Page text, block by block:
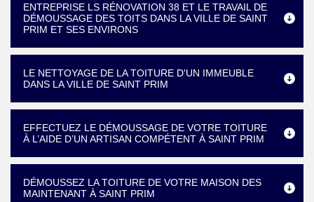
ENTREPRISE LS RÉNOVATION 38 ET LE TRAVAIL DE
DÉMOUSSAGE DES TOITS DANS LA VILLE DE SAINT
PRIM ET SES ENVIRONS
LE NETTOYAGE DE LA TOITURE D'UN IMMEUBLE
DANS LA VILLE DE SAINT PRIM
EFFECTUEZ LE DÉMOUSSAGE DE VOTRE TOITURE
À L’AIDE D’UN ARTISAN COMPÉTENT À SAINT PRIM
DÉMOUSSEZ LA TOITURE DE VOTRE MAISON DES
MAINTENANT À SAINT PRIM